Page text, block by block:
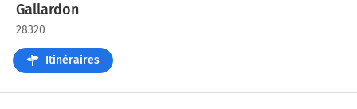
Gallardon
28320
Itinéraires